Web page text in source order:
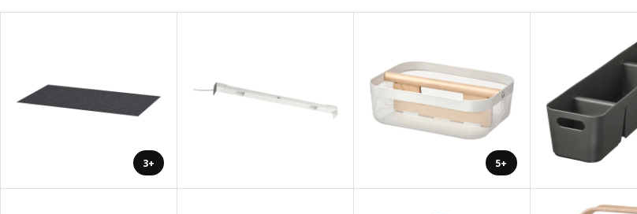
+5
+3